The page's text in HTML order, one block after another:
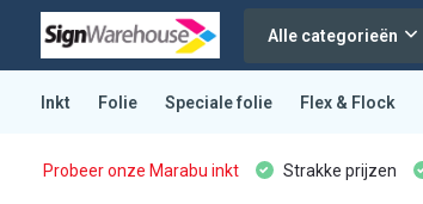
Alle categorieën
Inkt Folie Speciale folie Flex & Flock
Probeer onze Marabu inkt Strakke prijzen